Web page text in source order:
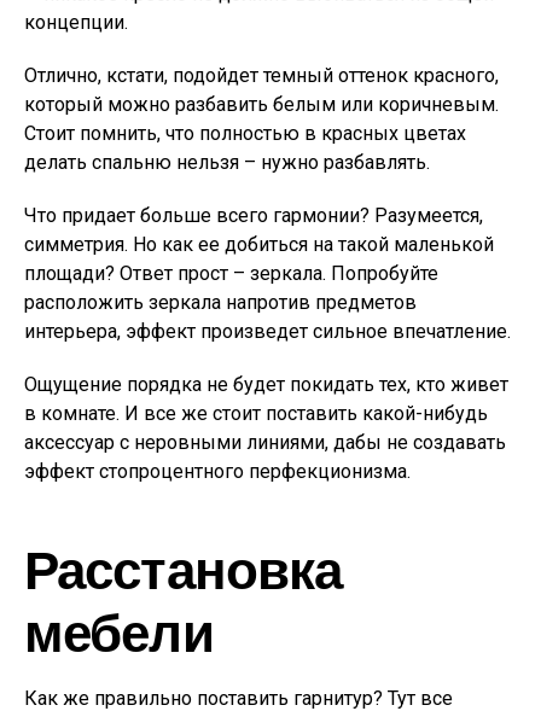
концепции.
Отлично, кстати, подойдет темный оттенок красного,
который можно разбавить белым или коричневым.
Стоит помнить, что полностью в красных цветах
делать спальню нельзя – нужно разбавлять.
Что придает больше всего гармонии? Разумеется,
симметрия. Но как ее добиться на такой маленькой
площади? Ответ прост – зеркала. Попробуйте
расположить зеркала напротив предметов
интерьера, эффект произведет сильное впечатление.
Ощущение порядка не будет покидать тех, кто живет
в комнате. И все же стоит поставить какой-нибудь
аксессуар с неровными линиями, дабы не создавать
эффект стопроцентного перфекционизма.
Расстановка
мебели
Как же правильно поставить гарнитур? Тут все